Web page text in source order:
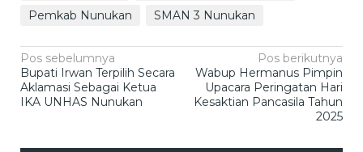
Pemkab Nunukan
SMAN 3 Nunukan
Navigasi
pos
Pos sebelumnya
Bupati Irwan Terpilih Secara
Aklamasi Sebagai Ketua
IKA UNHAS Nunukan
Pos berikutnya
Wabup Hermanus Pimpin
Upacara Peringatan Hari
Kesaktian Pancasila Tahun
2025